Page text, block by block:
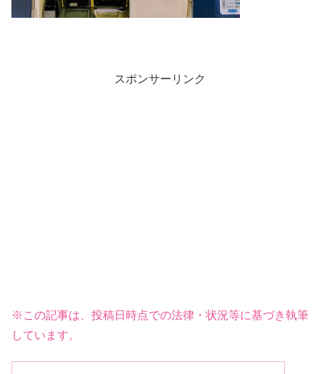
スポンサーリンク
※この記事は、投稿日時点での法律・状況等に基づき執筆
しています。